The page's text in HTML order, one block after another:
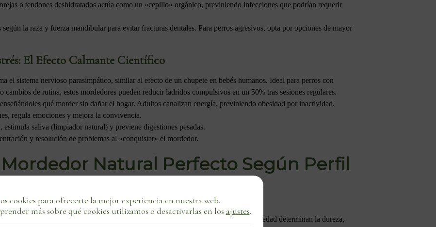
o tendones deshidratados actúa como un «cepillo» orgánico, previniendo infecciones que podrían requerir
la raza y fuerza mandibular para evitar fracturas dentales. Para perros agresivos, opta por opciones de mayor
El Efecto Calmante Científico
el sistema nervioso parasimpático, similar al efecto de un chupete en bebés humanos. Ideal para perros con
cambios de rutina, estos mordedores pueden reducir ladridos compulsivos en un 50% tras sesiones regulares.
qué morder sin dañar el hogar. Adultos canalizan energía, previniendo obesidad por inactividad.
regula emociones y mejora la convivencia.
estimula saliva (limpiador natural) y previene digestiones pesadas.
y resolución de problemas al «conquistar» el mordedor.
Natural Perfecto Según Perfil
perros
son iguales. La clave está en matching: edad, tamaño, raza y nivel de ansiedad determinan la dureza,
cookies para ofrecerte la mejor experiencia en nuestra web.
más sobre qué cookies utilizamos o desactivarlas en los ajustes.